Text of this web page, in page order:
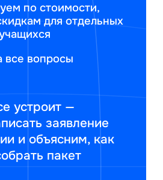
по стоимости,
для отдельных
все вопросы
устроит —
заявление
и объясним, как
пакет